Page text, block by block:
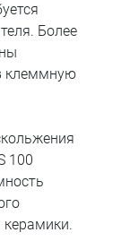
Более
клеммную
100